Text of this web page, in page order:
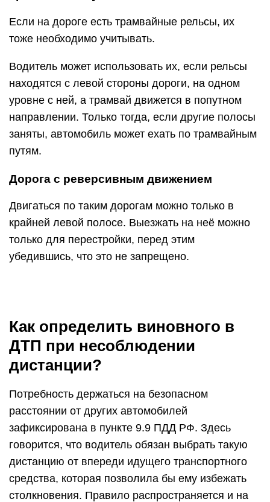
Если на дороге есть трамвайные рельсы, их
тоже необходимо учитывать.
Водитель может использовать их, если рельсы
находятся с левой стороны дороги, на одном
уровне с ней, а трамвай движется в попутном
направлении. Только тогда, если другие полосы
заняты, автомобиль может ехать по трамвайным
путям.
Дорога с реверсивным движением
Двигаться по таким дорогам можно только в
крайней левой полосе. Выезжать на неё можно
только для перестройки, перед этим
убедившись, что это не запрещено.
Как определить виновного в
ДТП при несоблюдении
дистанции?
Потребность держаться на безопасном
расстоянии от других автомобилей
зафиксирована в пункте 9.9 ПДД РФ. Здесь
говорится, что водитель обязан выбрать такую
дистанцию от впереди идущего транспортного
средства, которая позволила бы ему избежать
столкновения. Правило распространяется и на